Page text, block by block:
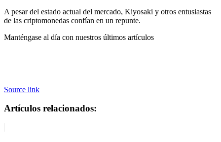
A pesar del estado actual del mercado, Kiyosaki y otros entusiastas
de las criptomonedas confían en un repunte.
Manténgase al día con nuestros últimos artículos
Source link
Artículos relacionados: